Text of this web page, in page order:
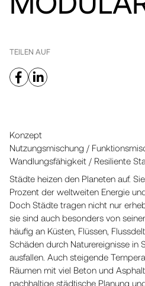
TEILEN AUF
Konzept
Nutzungsmischung /
Wandlungsfähigkeit / Resiliente
Städte heizen den Planeten auf.
Prozent der weltweiten Energie
Doch Städte tragen nicht nur
sie sind auch besonders von
häufig an Küsten, Flüssen,
Schäden durch Naturereignisse in
ausfallen. Auch steigende
Räumen mit viel Beton und
nachhaltige städtische Planung